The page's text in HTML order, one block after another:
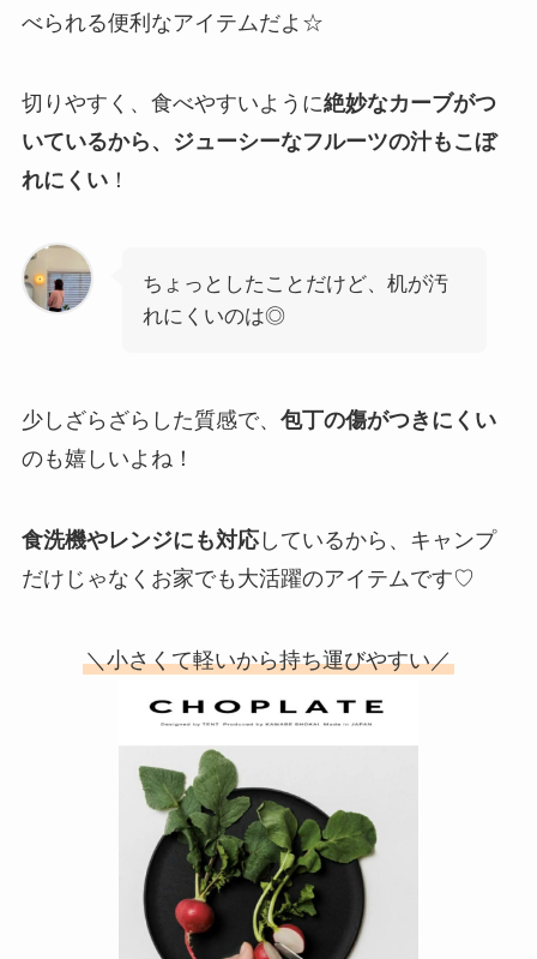
べられる便利なアイテムだよ☆
切りやすく、食べやすいように絶妙なカーブがつ
いているから、ジューシーなフルーツの汁もこぼ
れにくい！
ちょっとしたことだけど、机が汚
れにくいのは◎
少しざらざらした質感で、 包丁の傷がつきにくい
のも嬉しいよね！
食洗機やレンジにも対応しているから、キャンプ
だけじゃなくお家でも大活躍のアイテムです♡
＼小さくて軽いから持ち運びやすい／